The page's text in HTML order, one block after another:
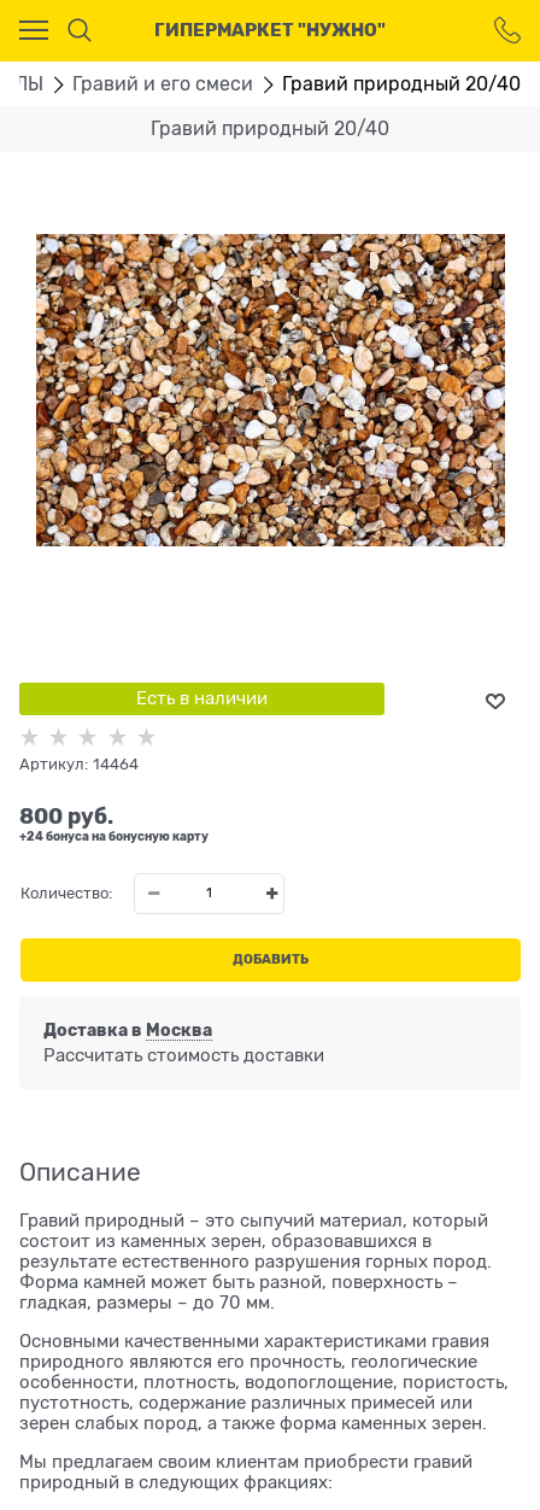
ГИПЕРМАРКЕТ "НУЖНО"
Гравий и его смеси Гравий природный 20/40
Гравий природный 20/40
Есть в наличии
Артикул: 14464
800 руб.
+24 бонуса на бонусную карту
Количество:
ДОБАВИТЬ
Доставка в Москва
Рассчитать стоимость доставки
Описание
Гравий природный – это сыпучий материал, который
состоит из каменных зерен, образовавшихся в
результате естественного разрушения горных пород.
Форма камней может быть разной, поверхность –
гладкая, размеры – до 70 мм.
Основными качественными характеристиками гравия
природного являются его прочность, геологические
особенности, плотность, водопоглощение, пористость,
пустотность, содержание различных примесей или
зерен слабых пород, а также форма каменных зерен.
Мы предлагаем своим клиентам приобрести гравий
природный в следующих фракциях:
Ваш город - Москва,
угадали?
ДА НЕТ